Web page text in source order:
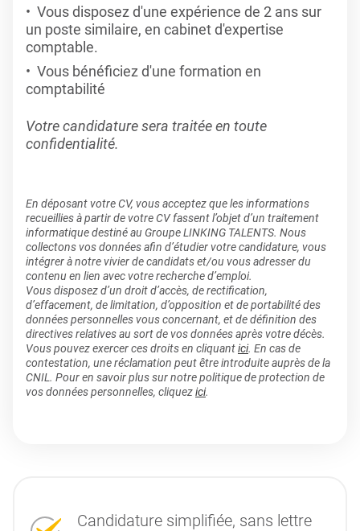
Vous disposez d'une expérience de 2 ans sur
un poste similaire, en cabinet d'expertise
comptable.
Vous bénéficiez d'une formation en
comptabilité
Votre candidature sera traitée en toute
confidentialité.
En déposant votre CV, vous acceptez que les informations
recueillies à partir de votre CV fassent l’objet d’un traitement
informatique destiné au Groupe LINKING TALENTS. Nous
collectons vos données afin d’étudier votre candidature, vous
intégrer à notre vivier de candidats et/ou vous adresser du
contenu en lien avec votre recherche d’emploi.
Vous disposez d’un droit d’accès, de rectification,
d’effacement, de limitation, d’opposition et de portabilité des
données personnelles vous concernant, et de définition des
directives relatives au sort de vos données après votre décès.
Vous pouvez exercer ces droits en cliquantici. En cas de
contestation, une réclamation peut être introduite auprès de la
CNIL. Pour en savoir plus sur notre politique de protection de
vos données personnelles, cliquezici.
Candidature simplifiée, sans lettre